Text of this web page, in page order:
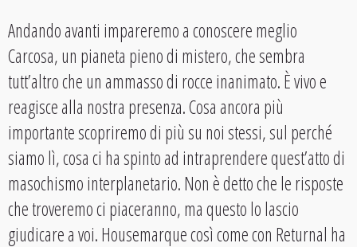
Andando avanti impareremo a conoscere meglio
Carcosa, un pianeta pieno di mistero, che sembra
tutt’altro che un ammasso di rocce inanimato. È vivo e
reagisce alla nostra presenza. Cosa ancora più
importante scopriremo di più su noi stessi, sul perché
siamo lì, cosa ci ha spinto ad intraprendere quest’atto di
masochismo interplanetario. Non è detto che le risposte
che troveremo ci piaceranno, ma questo lo lascio
giudicare a voi. Housemarque così come con Returnal ha